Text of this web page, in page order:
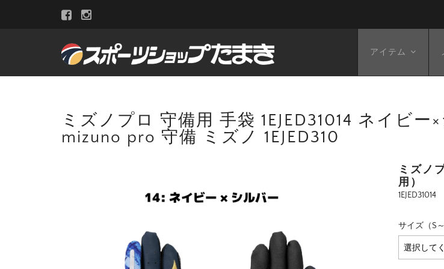
アイテム
ミズノプロ 守備用 手袋 1EJED31014 ネイビ
mizuno pro 守備 ミズノ 1EJED310
ミズノ
用）
1EJED31014
サイズ（S～